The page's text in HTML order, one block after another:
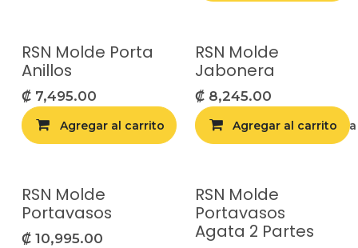
RSN Molde Porta
Anillos
₡ 7,495.00
Agregar al carrito Agregar a la
RSN Molde
Jabonera
₡ 8,245.00
Agregar al carrito
RSN Molde
Portavasos
₡ 10,995.00
RSN Molde
Portavasos
Agata 2 Partes